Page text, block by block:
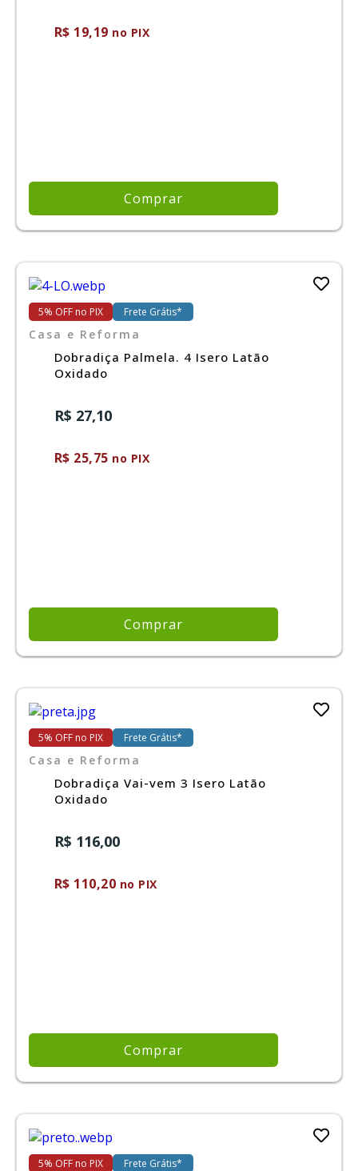
R$ 19,19 no PIX
Comprar
5% OFF no PIX Frete Grátis*
Casa e Reforma
Dobradiça Palmela. 4 Isero Latão
Oxidado
R$ 27,10
R$ 25,75 no PIX
Comprar
5% OFF no PIX Frete Grátis*
Casa e Reforma
Dobradiça Vai-vem 3 Isero Latão
Oxidado
R$ 116,00
R$ 110,20 no PIX
Comprar
5% OFF no PIX Frete Grátis*